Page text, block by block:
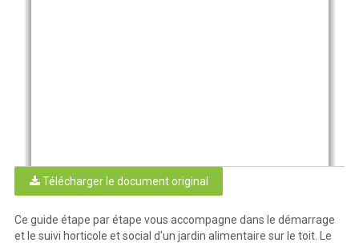
Télécharger le document original
Ce guide étape par étape vous accompagne dans le démarrage
et le suivi horticole et social d'un jardin alimentaire sur le toit. Le